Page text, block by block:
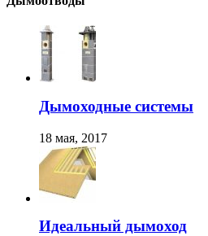
Дымоходные системы
18 мая, 2017
Идеальный дымоход